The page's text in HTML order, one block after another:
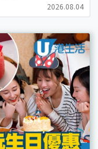
2026.08.04